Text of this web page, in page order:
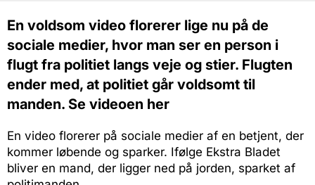
En voldsom video florerer lige nu på de
sociale medier, hvor man ser en person i
flugt fra politiet langs veje og stier. Flugten
ender med, at politiet går voldsomt til
manden. Se videoen her
En video florerer på sociale medier af en betjent, der
kommer løbende og sparker. Ifølge Ekstra Bladet
bliver en mand, der ligger ned på jorden, sparket af